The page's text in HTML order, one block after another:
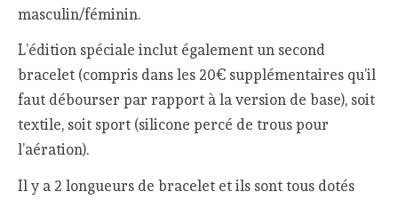
masculin/féminin.
L’édition spéciale inclut également un second
bracelet (compris dans les 20€ supplémentaires qu’il
faut débourser par rapport à la version de base), soit
textile, soit sport (silicone percé de trous pour
l’aération).
Il y a 2 longueurs de bracelet et ils sont tous dotés